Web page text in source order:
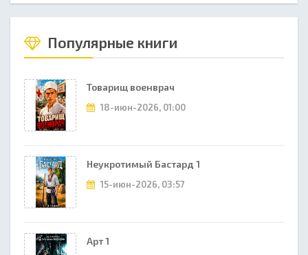
Популярные книги
Товарищ военврач
18-июн-2026, 01:00
Неукротимый Бастард 1
15-июн-2026, 03:57
Арт 1